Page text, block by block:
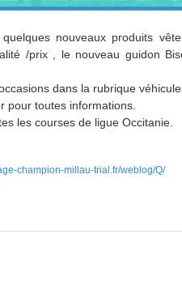
nouveaux produits
/prix , le nouveau guidon
dans la rubrique
pour toutes informations.
les courses de ligue Occitanie.
champion-millau-trial.fr/weblog/Q/